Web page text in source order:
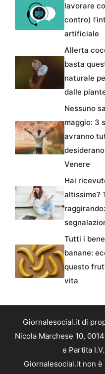
lavorare
contro)
artificiale
Allerta
basta
naturale
dalle
Nessuno
maggio: 3
avranno
Venere
Hai
altissime?
Tutti i
banane:
questo
vita
Giornalesocial.it di
Nicola Marchese 10,
e Partita
Giornalesocial.it non